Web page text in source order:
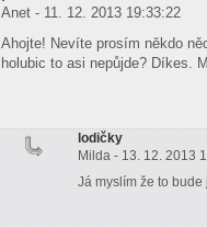
Anet - 11. 12. 2013 19:33:22
Ahojte! Nevíte prosím někdo
holubic to asi nepůjde? Díkes.
lodičky
Milda - 13. 12. 2013
Já myslím že to